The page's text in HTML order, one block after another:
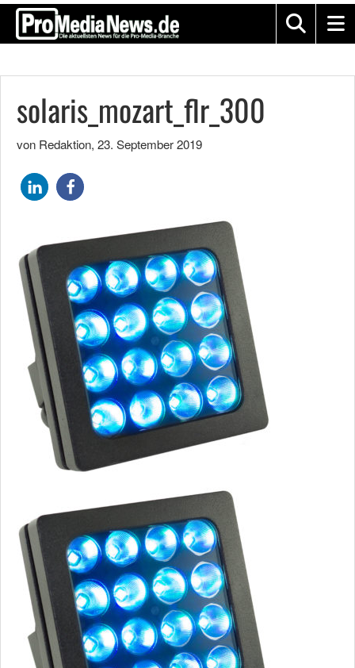
solaris_mozart_flr_300
von Redaktion, 23. September 2019